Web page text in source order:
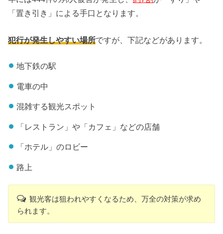
「置き引き」による手口となります。
犯行が発生しやすい場所ですが、下記などがあります。
地下鉄の駅
電車の中
混雑する観光スポット
「レストラン」や「カフェ」などの店舗
「ホテル」のロビー
路上
観光客は狙われやすくなるため、万全の対策が求め
られます。